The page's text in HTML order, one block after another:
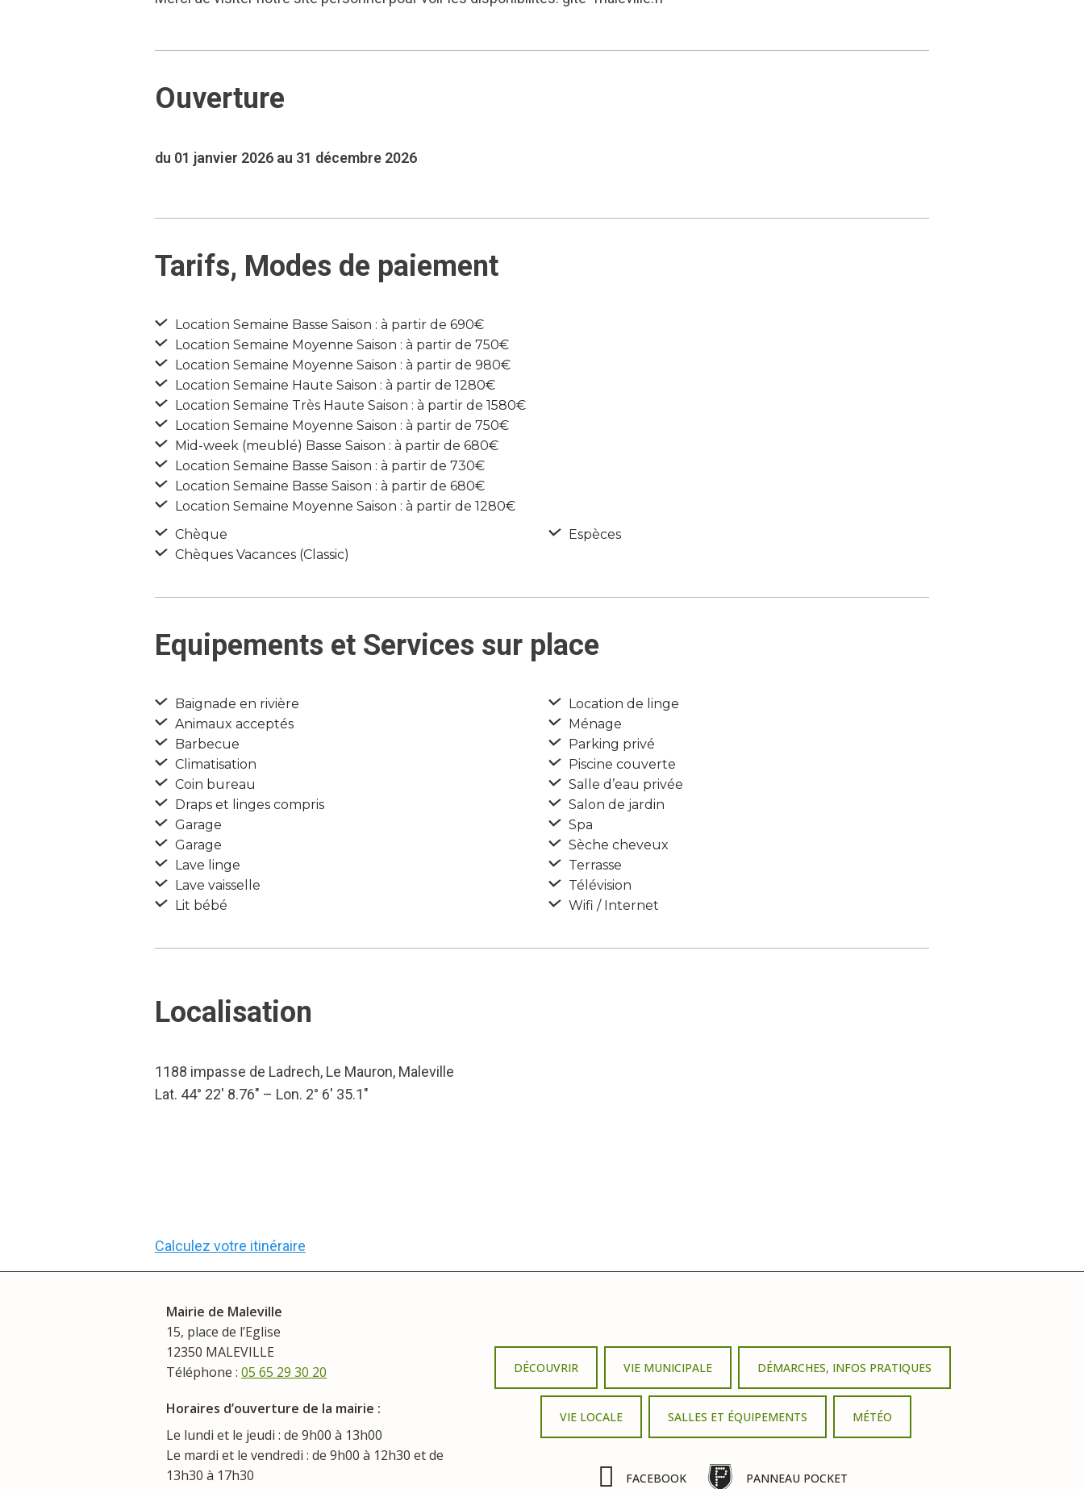
Ouverture
du 01 janvier 2026 au 31 décembre 2026
Tarifs, Modes de paiement
Location Semaine Basse Saison : à partir de 690€
Location Semaine Moyenne Saison : à partir de 750€
Location Semaine Moyenne Saison : à partir de 980€
Location Semaine Haute Saison : à partir de 1280€
Location Semaine Très Haute Saison : à partir de 1580€
Location Semaine Moyenne Saison : à partir de 750€
Mid-week (meublé) Basse Saison : à partir de 680€
Location Semaine Basse Saison : à partir de 730€
Location Semaine Basse Saison : à partir de 680€
Location Semaine Moyenne Saison : à partir de 1280€
Chèque
Chèques Vacances (Classic)
Espèces
Equipements et Services sur place
Baignade en rivière
Animaux acceptés
Barbecue
Climatisation
Coin bureau
Draps et linges compris
Garage
Garage
Lave linge
Lave vaisselle
Lit bébé
Location de linge
Ménage
Parking privé
Piscine couverte
Salle d’eau privée
Salon de jardin
Spa
Sèche cheveux
Terrasse
Télévision
Wifi / Internet
Localisation
1188 impasse de Ladrech, Le Mauron, Maleville
Lat. 44° 22′ 8.76″ – Lon. 2° 6′ 35.1″
Calculez votre itinéraire
Mairie de Maleville
15, place de l’Eglise
12350 MALEVILLE
Téléphone : 05 65 29 30 20
Horaires d’ouverture de la mairie :
Le lundi et le jeudi : de 9h00 à 13h00
Le mardi et le vendredi : de 9h00 à 12h30 et de
13h30 à 17h30
DÉCOUVRIR VIE MUNICIPALE DÉMARCHES, INFOS PRATIQUES
VIE LOCALE SALLES ET ÉQUIPEMENTS MÉTÉO
FACEBOOK PANNEAU POCKET